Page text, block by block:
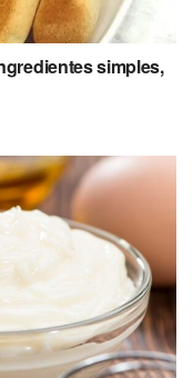
simples,